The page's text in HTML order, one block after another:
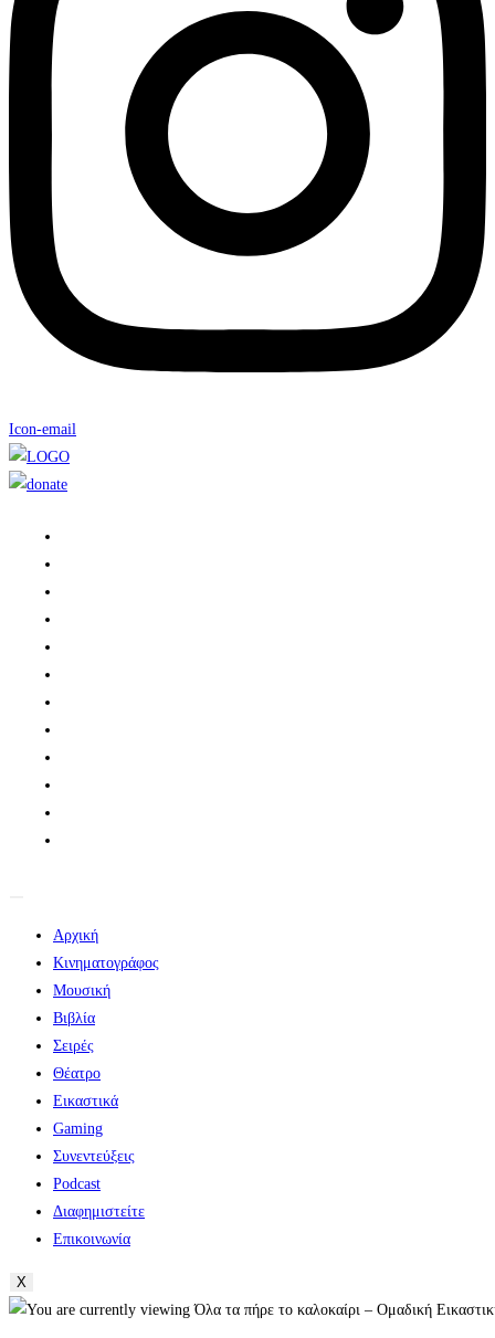
Icon-email
Αρχική
Κινηματογράφος
Μουσική
Βιβλία
Σειρές
Θέατρο
Εικαστικά
Gaming
Συνεντεύξεις
Podcast
Διαφημιστείτε
Επικοινωνία
X